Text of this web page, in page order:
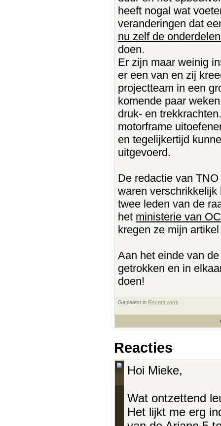
heeft nogal wat
veranderingen dat
nu zelf de
doen.
Er zijn maar weinig
er een van en zij
projectteam in een
komende paar
druk- en
motorframe
en tegelijkertijd
uitgevoerd.
De redactie van
waren
twee leden van de
het ministerie van
kregen ze mijn
Aan het einde van
getrokken en in
doen!
Geplaatst in Recent werk
Reacties
Hoi Mieke,
Wat ontzettend
Het lijkt me erg